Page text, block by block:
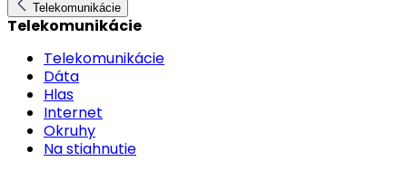
Telekomunikácie
Telekomunikácie
Telekomunikácie
Dáta
Hlas
Internet
Okruhy
Na stiahnutie